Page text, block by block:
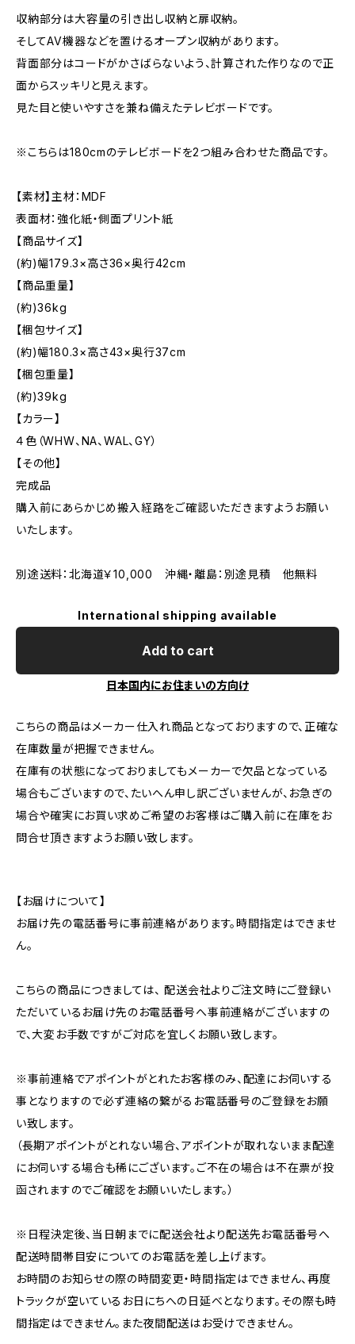
収納部分は大容量の引き出し収納と扉収納。
そしてAV機器などを置けるオープン収納があります。
背面部分はコードがかさばらないよう、計算された作りなので正
面からスッキリと見えます。
見た目と使いやすさを兼ね備えたテレビボードです。
※こちらは180cmのテレビボードを2つ組み合わせた商品です。
【素材】主材：MDF
表面材：強化紙・側面プリント紙
【商品サイズ】
(約)幅179.3×高さ36×奥行42cm
【商品重量】
(約)36kg
【梱包サイズ】
(約)幅180.3×高さ43×奥行37cm
【梱包重量】
(約)39kg
【カラー】
４色（WHW、NA、WAL、GY）
【その他】
完成品
購入前にあらかじめ搬入経路をご確認いただきますようお願い
いたします。
別途送料：北海道￥10,000 沖縄・離島：別途見積 他無料
International shipping available
Add to cart
日本国内にお住まいの方向け
こちらの商品はメーカー仕入れ商品となっておりますので、正確な
在庫数量が把握できません。
在庫有の状態になっておりましてもメーカーで欠品となっている
場合もございますので、たいへん申し訳ございませんが、お急ぎの
場合や確実にお買い求めご希望のお客様はご購入前に在庫をお
問合せ頂きますようお願い致します。
【お届けについて】
お届け先の電話番号に事前連絡があります。時間指定はできませ
ん。
こちらの商品につきましては、 配送会社よりご注文時にご登録い
ただいているお届け先のお電話番号へ事前連絡がございますの
で、大変お手数ですがご対応を宜しくお願い致します。
※事前連絡でアポイントがとれたお客様のみ、配達にお伺いする
事となりますので必ず連絡の繋がるお電話番号のご登録をお願
い致します。
（長期アポイントがとれない場合、アポイントが取れないまま配達
にお伺いする場合も稀にございます。ご不在の場合は不在票が投
函されますのでご確認をお願いいたします。）
※日程決定後、当日朝までに配送会社より配送先お電話番号へ
配送時間帯目安についてのお電話を差し上げます。
お時間のお知らせの際の時間変更・時間指定はできません、再度
トラックが空いているお日にちへの日延べとなります。その際も時
間指定はできません。また夜間配送はお受けできません。